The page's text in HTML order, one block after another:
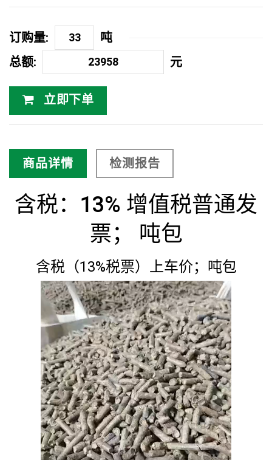
订购量:
吨
总额:
元
立即下单
商品详情 检测报告
含税：13% 增值税普通发
票； 吨包
含税（13%税票）上车价；吨包